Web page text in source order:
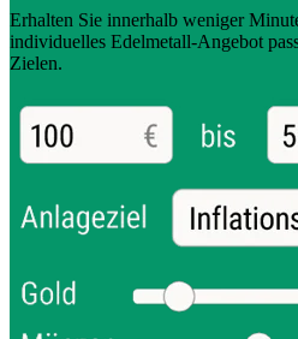
Erhalten Sie innerhalb weniger
individuelles Edelmetall-Angebot
Zielen.